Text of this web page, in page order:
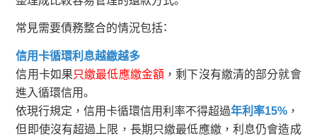
常見需要債務整合的情況包括：
信用卡循環利息越繳越多
信用卡如果只繳最低應繳金額 ，剩下沒有繳清的部分就會
進入循環信用。
依現行規定，信用卡循環信用利率不得超過年利率15% ，
但即使沒有超過上限，長期只繳最低應繳，利息仍會造成